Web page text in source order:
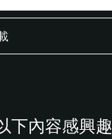
下內容感興趣